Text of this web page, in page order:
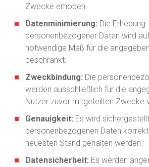
Zwecke erhoben.
Datenminimierung: Die Erhebung
personenbezogener Daten wird
notwendige Maß für die
beschränkt.
Zweckbindung: Die
werden ausschließlich für die
Nutzer zuvor mitgeteilten Zwecke
Genauigkeit: Es wird
personenbezogenen Daten
neuesten Stand gehalten werden.
Datensicherheit: Es werden